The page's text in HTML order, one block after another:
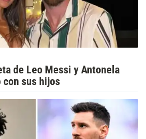
de Leo Messi y Antonela
con sus hijos